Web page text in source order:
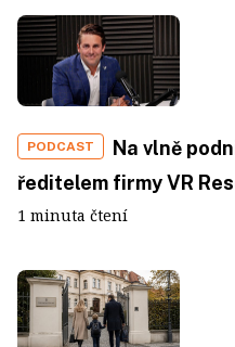
PODCAST
Na vlně
ředitelem firmy VR
1 minuta čtení